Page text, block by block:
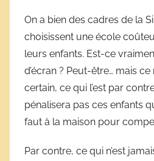
i
v
e
s
s
c
o
a
On a bien des cadres de la
choisissent une école
leurs enfants. Est-ce
d’écran ? Peut-être… mais ce
certain, ce qui l’est par
pénalisera pas ces enfants
faut à la maison pour
Par contre, ce qui n’est